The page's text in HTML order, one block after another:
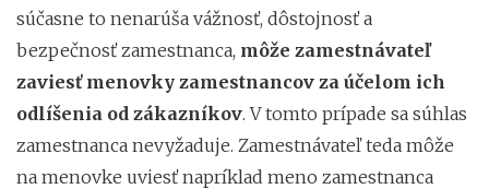
súčasne to nenarúša vážnosť, dôstojnosť a
bezpečnosť zamestnanca, môže zamestnávateľ
zaviesť menovky zamestnancov za účelom ich
odlíšenia od zákazníkov. V tomto prípade sa súhlas
zamestnanca nevyžaduje. Zamestnávateľ teda môže
na menovke uviesť napríklad meno zamestnanca